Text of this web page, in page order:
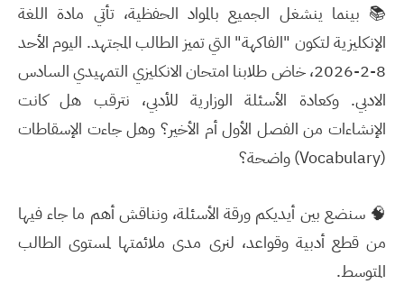
📚 بينما ينشغل الجميع بالمواد الحفظية، تأتي مادة اللغة
الإنكليزية لتكون "الفاكهة" التي تميز الطالب المجتهد. اليوم الأحد
8-2-2026
، خاض طلابنا امتحانالانكليزي التمهيدي السادس
الادبي. وكعادة الأسئلة الوزارية للأدبي، نترقب هل كانت
الإنشاءات من الفصل الأول أم الأخير؟ وهل جاءت الإسقاطات
(Vocabulary) واضحة؟
🧠 سنضع بين أيديكم ورقة الأسئلة، ونناقش أهم ما جاء فيها
من قطع أدبية وقواعد، لنرى مدى ملائمتها لمستوى الطالب
المتوسط.